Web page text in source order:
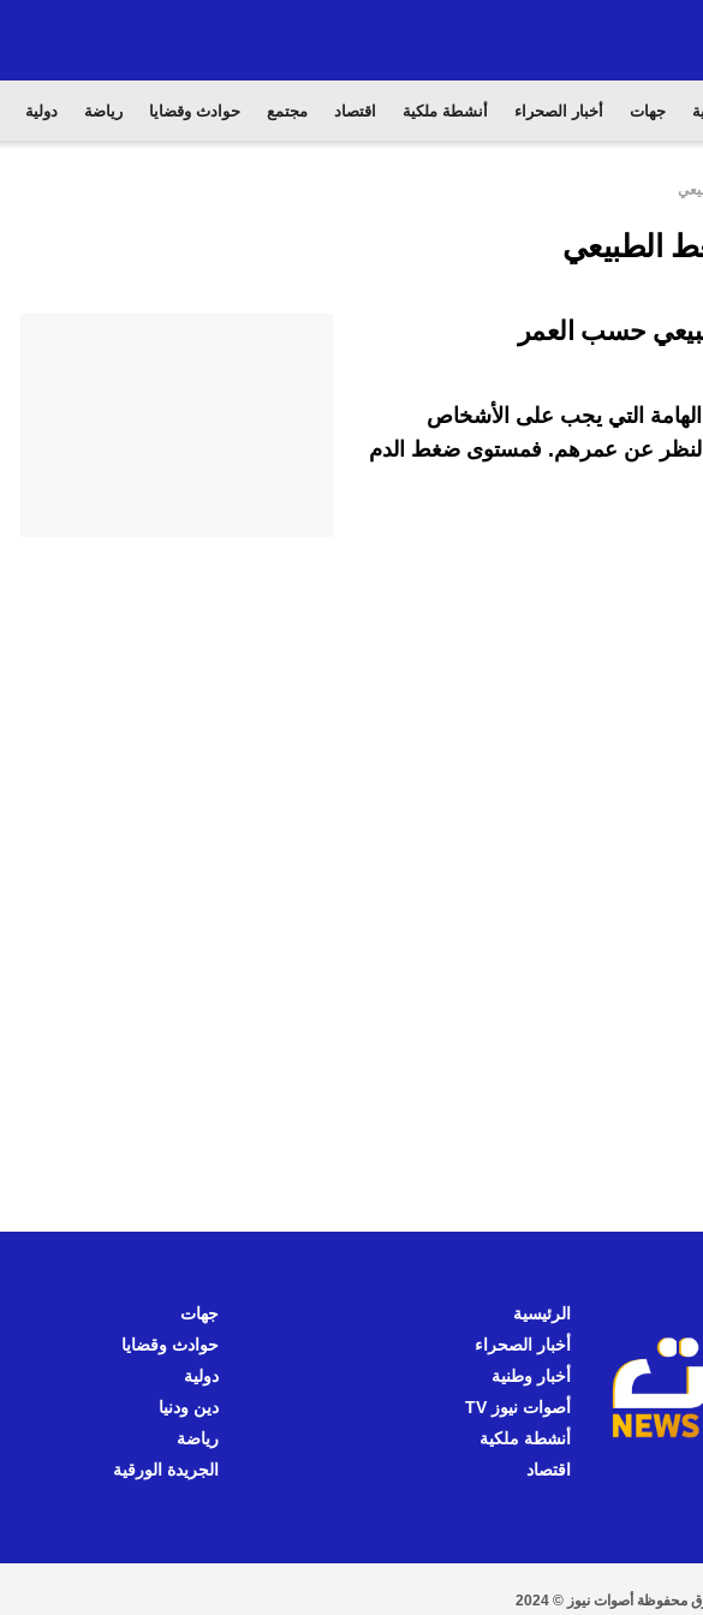
جهات أخبار الصحراء أنشطة ملكية اقتصاد مجتمع حوادث وقضايا رياضة دولية
الطبيعي
حسب العمر
التي يجب على الأشخاص
النظر عن عمرهم. فمستوى ضغط الدم
الرئيسية
أخبار الصحراء
أخبار وطنية
أصوات نيوز TV
أنشطة ملكية
اقتصاد
جهات
حوادث وقضايا
دولية
دين ودنيا
رياضة
الجريدة الورقية
أصوات نيوز © 2024